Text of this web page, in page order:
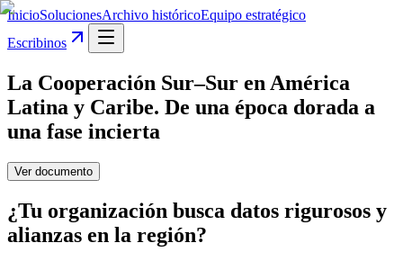
InicioSolucionesArchivo históricoEquipo estratégico
Escribinos
La Cooperación Sur–Sur en América
Latina y Caribe. De una época dorada a
una fase incierta
Ver documento
¿Tu organización busca datos rigurosos y
alianzas en la región?